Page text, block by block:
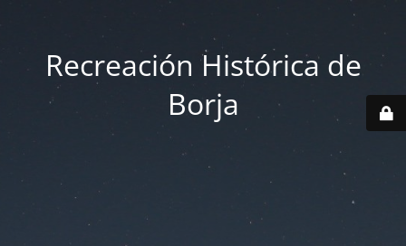
Recreación Histórica de
Borja